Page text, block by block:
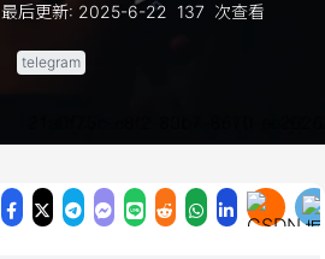
最后更新: 2025-6-22 137 次查看
telegram